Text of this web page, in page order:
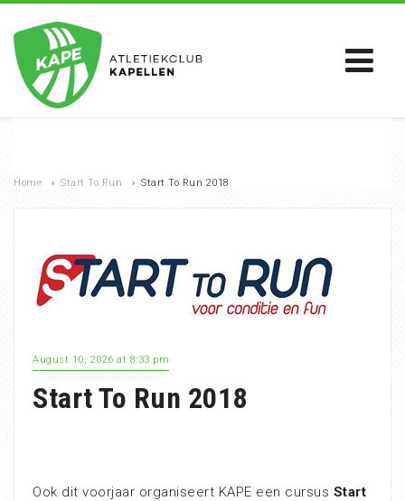
Home › Start To Run › Start To Run 2018
August 10, 2026 at 8:33 pm
Start To Run 2018
Ook dit voorjaar organiseert KAPE een cursus Start